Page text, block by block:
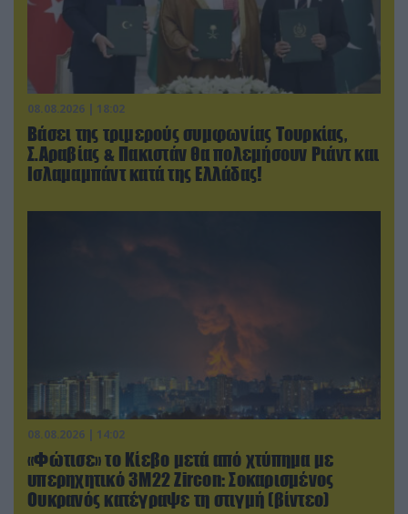
08.08.2026 | 18:02
Βάσει της τριμερούς συμφωνίας Τουρκίας,
Σ.Αραβίας & Πακιστάν θα πολεμήσουν Ριάντ και
Ισλαμαμπάντ κατά της Ελλάδας!
08.08.2026 | 14:02
«Φώτισε» το Κίεβο μετά από χτύπημα με
υπερηχητικό 3M22 Zircon: Σοκαρισμένος
Ουκρανός κατέγραψε τη στιγμή (βίντεο)